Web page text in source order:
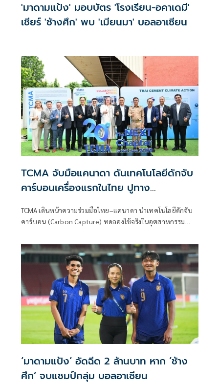
'มาดามแป้ง' มอบบัตร 'โรงเรียน-อคาเดมี'
เชียร์ 'ช้างศึก' พบ 'เมียนมา' บอลอาเซียน
TCMA จับมือแคนาดา ดันเทคโนโลยีดักจับ
คาร์บอนเครื่องแรกในไทย ปูทาง
TCMA เดินหน้าความร่วมมือไทย–แคนาดา นำเทคโนโลยีดักจับ
คาร์บอน (Carbon Capture) ทดลองใช้จริงในอุตสาหกรรม
‘มาดามแป้ง‘ อัดฉีด 2 ล้านบาท หาก ‘ช้าง
ศึก‘ จบแชมป์กลุ่ม บอลอาเซียน